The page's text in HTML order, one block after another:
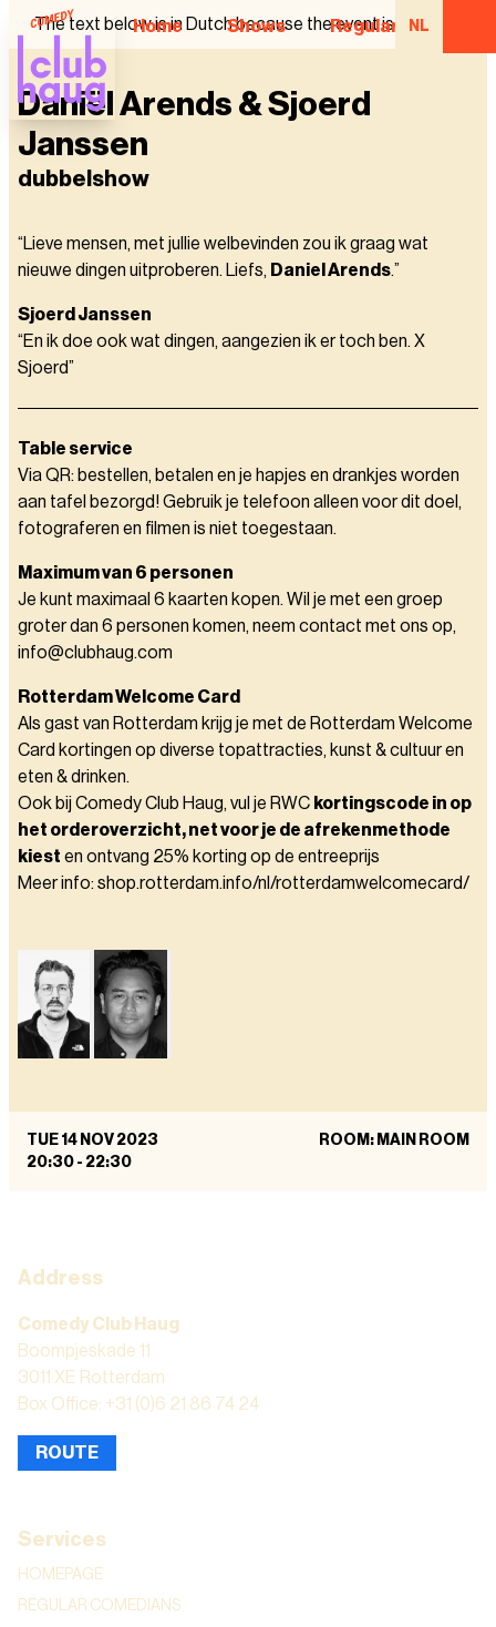
Home Shows Regular NL
The text below is in Dutch because the event is in Dutch.
Daniël Arends & Sjoerd
Janssen
dubbelshow
“Lieve mensen, met jullie welbevinden zou ik graag wat
nieuwe dingen uitproberen. Liefs, Daniel Arends.”
Sjoerd Janssen
“En ik doe ook wat dingen, aangezien ik er toch ben. X
Sjoerd”
Table service
Via QR: bestellen, betalen en je hapjes en drankjes worden
aan tafel bezorgd! Gebruik je telefoon alleen voor dit doel,
fotograferen en filmen is niet toegestaan.
Maximum van 6 personen
Je kunt maximaal 6 kaarten kopen. Wil je met een groep
groter dan 6 personen komen, neem contact met ons op,
info@clubhaug.com
Rotterdam Welcome Card
Als gast van Rotterdam krijg je met de Rotterdam Welcome
Card kortingen op diverse topattracties, kunst & cultuur en
eten & drinken.
Ook bij Comedy Club Haug, vul je RWC kortingscode in op
het orderoverzicht, net voor je de afrekenmethode
kiest en ontvang 25% korting op de entreeprijs
Meer info: shop.rotterdam.info/nl/rotterdamwelcomecard/
TUE 14 NOV 2023
20:30 - 22:30
ROOM: MAIN ROOM
Address
Comedy Club Haug
Boompjeskade 11
3011 XE Rotterdam
Box Office: +31 (0)6 21 86 74 24
ROUTE
Services
HOMEPAGE
REGULAR COMEDIANS